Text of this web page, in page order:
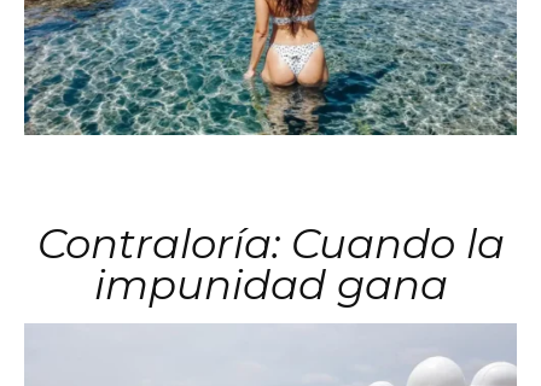
Contraloría: Cuando la
impunidad gana